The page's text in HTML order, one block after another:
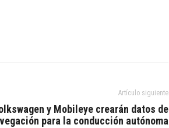
Artículo siguiente
y Mobileye crearán datos de
para la conducción autónoma